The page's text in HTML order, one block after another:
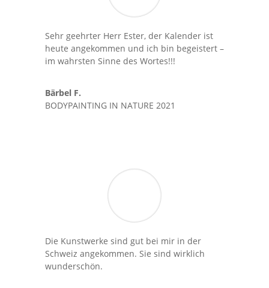
Sehr geehrter Herr Ester, der Kalender ist
heute angekommen und ich bin begeistert –
im wahrsten Sinne des Wortes!!!
Bärbel F.
BODYPAINTING IN NATURE 2021
Die Kunstwerke sind gut bei mir in der
Schweiz angekommen. Sie sind wirklich
wunderschön.